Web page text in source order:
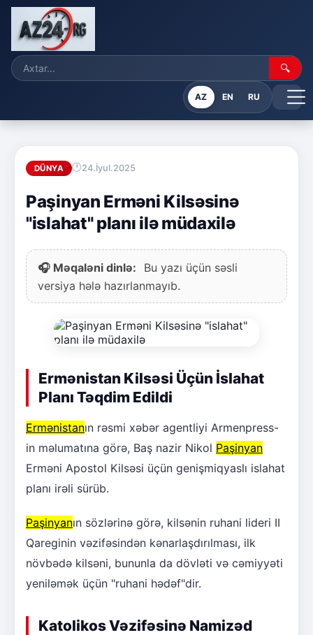
🔍
AZ EN RU
DÜNYA 24.İyul.2025
Paşinyan Erməni Kilsəsinə
"islahat" planı ilə müdaxilə
🎧 Məqaləni dinlə:
Bu yazı üçün səsli
versiya hələ hazırlanmayıb.
Ermənistan Kilsəsi Üçün İslahat
Planı Təqdim Edildi
Ermənistanın rəsmi xəbər agentliyi Armenpress-
in məlumatına görə, Baş nazir Nikol Paşinyan
Erməni Apostol Kilsəsi üçün genişmiqyaslı islahat
planı irəli sürüb.
Paşinyanın sözlərinə görə, kilsənin ruhani lideri II
Qareginin vəzifəsindən kənarlaşdırılması, ilk
növbədə kilsəni, bununla da dövləti və cəmiyyəti
yeniləmək üçün "ruhani hədəf"dir.
Katolikos Vəzifəsinə Namizəd